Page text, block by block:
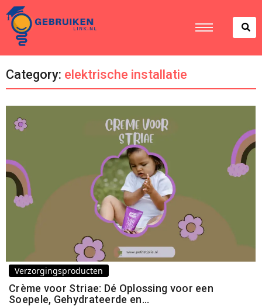
Category: elektrische installatie
Verzorgingsproducten
Crème voor Striae: Dé Oplossing voor een
Soepele, Gehydrateerde en…